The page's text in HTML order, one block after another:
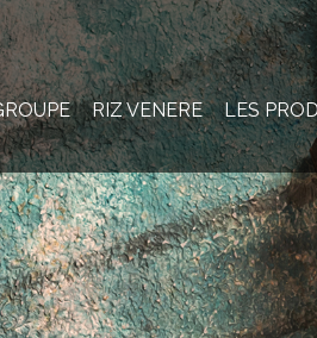
RIZ VENERE LES